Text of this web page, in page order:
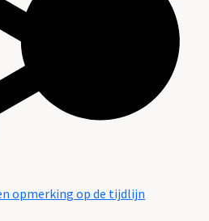
opmerking op de tijdlijn